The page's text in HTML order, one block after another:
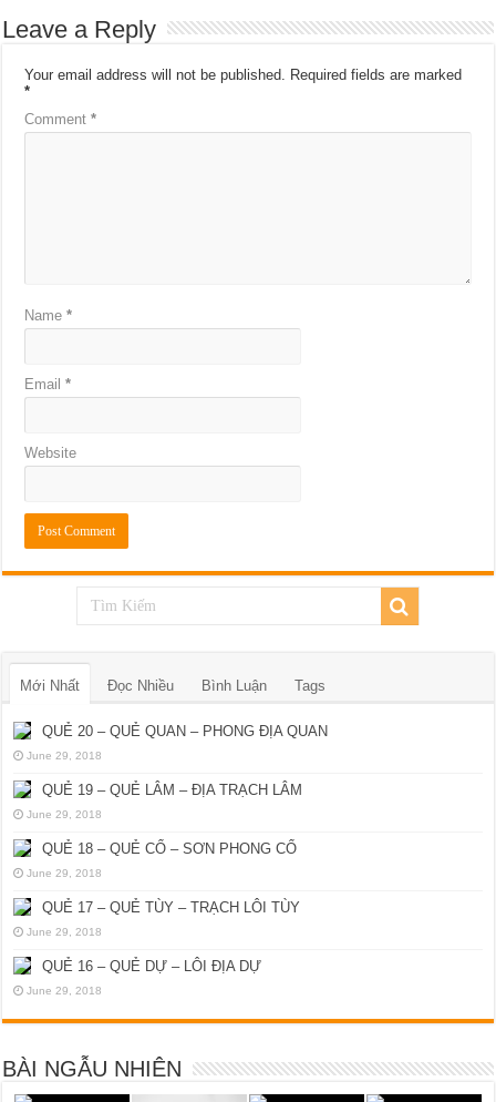
Leave a Reply
Your email address will not be published.
Required fields are marked
*
Comment*
Name*
Email*
Website
Mới Nhất Đọc Nhiều Bình Luận Tags
QUẺ 20 – QUẺ QUAN – PHONG ĐỊA QUAN
June 29, 2018
QUẺ 19 – QUẺ LÂM – ĐỊA TRẠCH LÂM
June 29, 2018
QUẺ 18 – QUẺ CỔ – SƠN PHONG CỔ
June 29, 2018
QUẺ 17 – QUẺ TÙY – TRẠCH LÔI TÙY
June 29, 2018
QUẺ 16 – QUẺ DỰ – LÔI ĐỊA DỰ
June 29, 2018
BÀI NGẪU NHIÊN